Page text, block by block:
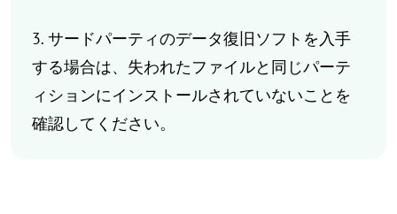
3. サードパーティのデータ復旧ソフトを入手
する場合は、失われたファイルと同じパーテ
ィションにインストールされていないことを
確認してください。